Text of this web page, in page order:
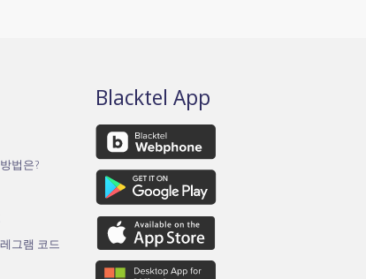
법은?
그램 코드
Blacktel App